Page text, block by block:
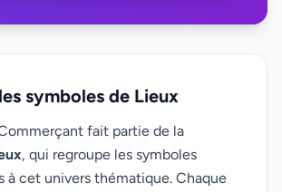
symboles de Lieux
fait partie de la
, qui regroupe les symboles
à cet univers thématique. Chaque